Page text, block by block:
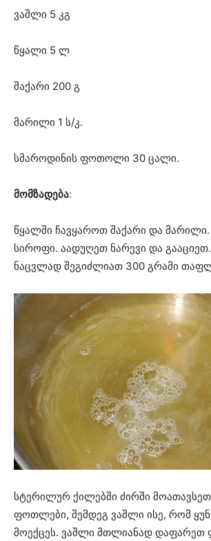
ვაშლი 5 კგ
წყალი 5 ლ
შაქარი 200 გ
მარილი 1 ს/კ.
სმაროდინის ფოთოლი 30 ცალი.
მომზადება:
წყალში ჩავყაროთ შაქარი და
სიროფი. აადუღეთ ნარევი და
ნაცვლად შეგიძლიათ 300 გრამი
სტერილურ ქილებში ძირში
ფოთლები, შემდეგ ვაშლი ისე, რომ
მოექცეს. ვაშლი მთლიანად